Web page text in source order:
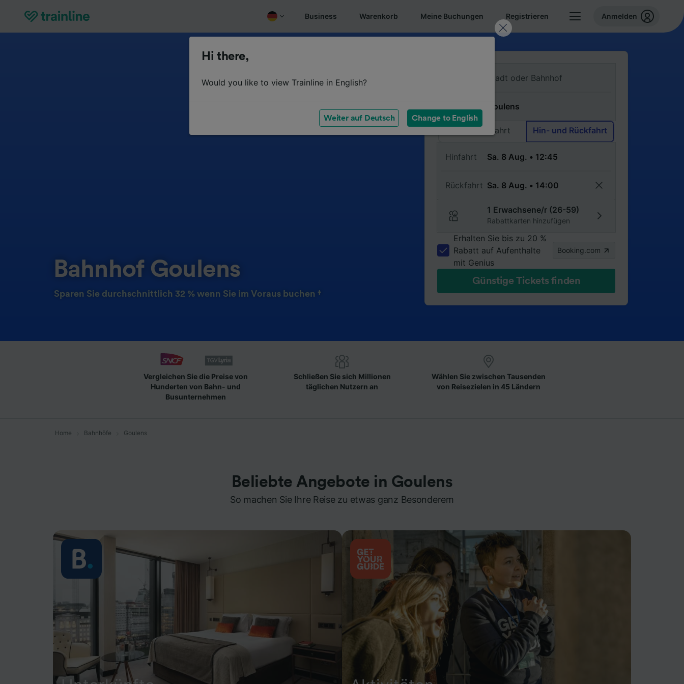
Business Warenkorb Meine Buchungen Registrieren Anmelden
Bahnhof Goulens
Sparen Sie durchschnittlich 32 % wenn Sie im Voraus buchen †
Einfache Fahrt Hin- und Rückfahrt
Hinfahrt
Rückfahrt
1 Erwachsene/r (26-59)
Rabattkarten hinzufügen
Erhalten Sie bis zu 20 %
Rabatt auf Aufenthalte
mit Genius
Booking.com
Günstige Tickets finden
Vergleichen Sie die Preise von
Hunderten von Bahn- und
Busunternehmen
Schließen Sie sich Millionen
täglichen Nutzern an
Wählen Sie zwischen Tausenden
von Reisezielen in 45 Ländern
Home Bahnhöfe Goulens
Beliebte Angebote in Goulens
So machen Sie Ihre Reise zu etwas ganz Besonderem
Hi there,
Would you like to view Trainline in English?
Weiter auf Deutsch Change to English